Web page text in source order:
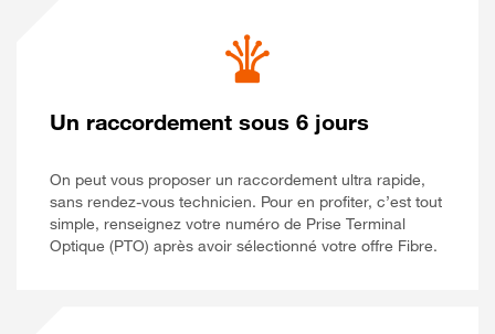
Un raccordement sous 6 jours
On peut vous proposer un raccordement ultra rapide,
sans rendez-vous technicien. Pour en profiter, c’est tout
simple, renseignez votre numéro de Prise Terminal
Optique (PTO) après avoir sélectionné votre offre Fibre.